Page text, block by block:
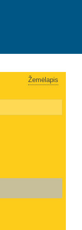
Žemėlapis